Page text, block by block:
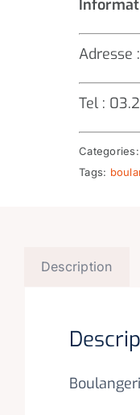
Adresse
Tel :
Categories:
Tags:
Description